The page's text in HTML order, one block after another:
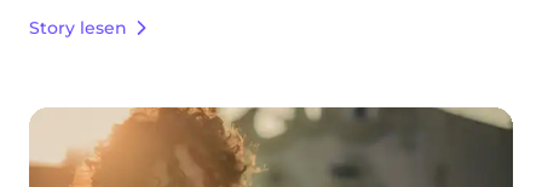
Story lesen